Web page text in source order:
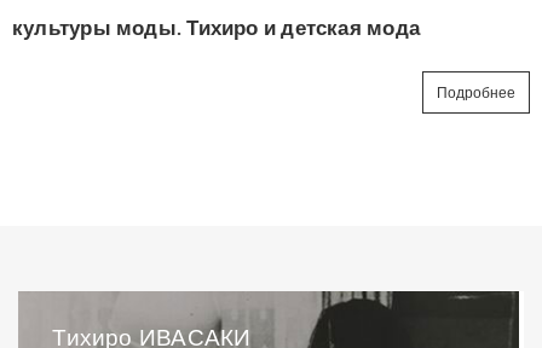
культуры моды. Тихиро и детская мода
Подробнее
Тихиро ИВАСАКИ